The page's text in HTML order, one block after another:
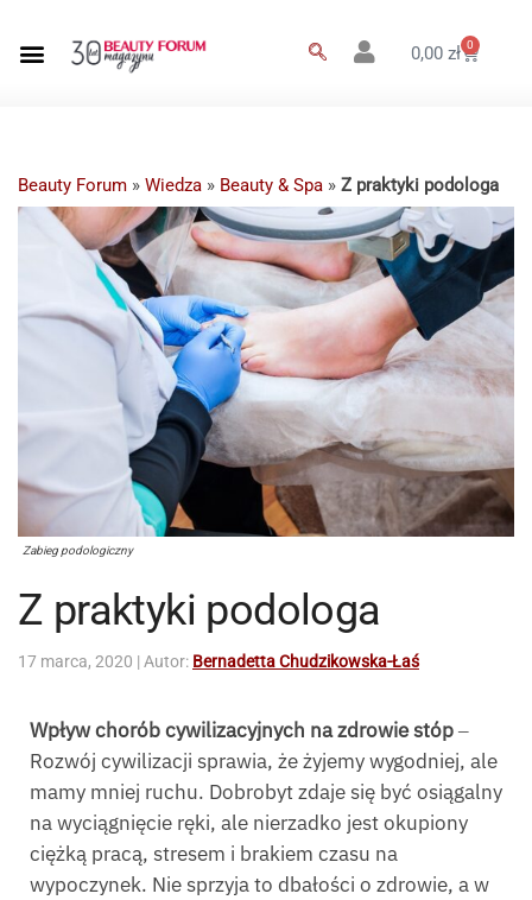
0,00zł 0
Beauty Forum » Wiedza » Beauty & Spa » Z praktyki podologa
Zabieg podologiczny
Z praktyki podologa
17 marca, 2020 | Autor: Bernadetta Chudzikowska-Łaś
Wpływ chorób cywilizacyjnych na zdrowie stóp‒
Rozwój cywilizacji sprawia, że żyjemy wygodniej, ale
mamy mniej ruchu. Dobrobyt zdaje się być osiągalny
na wyciągnięcie ręki, ale nierzadko jest okupiony
ciężką pracą, stresem i brakiem czasu na
wypoczynek. Nie sprzyja to dbałości o zdrowie, a w